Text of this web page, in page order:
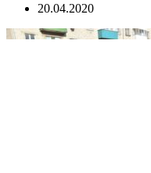
20.04.2020